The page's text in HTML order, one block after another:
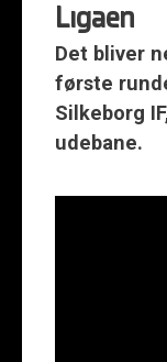
Ligaen
Det bliver
første
Silkeborg
udebane.